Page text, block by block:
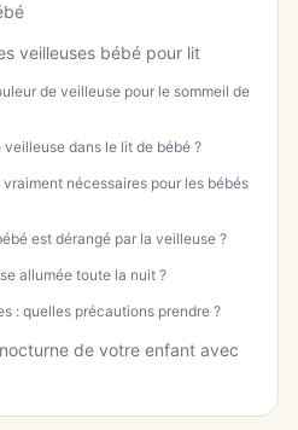
veilleuses bébé pour lit
de veilleuse pour le sommeil de
dans le lit de bébé ?
nécessaires pour les bébés
est dérangé par la veilleuse ?
allumée toute la nuit ?
: quelles précautions prendre ?
de votre enfant avec